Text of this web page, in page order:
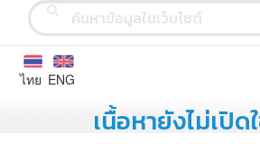
ENG
ไทย
เนื้อหายังไม่เปิด